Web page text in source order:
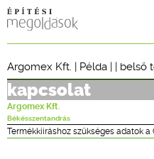
Argomex Kft. | Példa | | belső
kapcsolat
Argomex Kft.
Békésszentandrás
Termékkiíráshoz szükséges adatok a